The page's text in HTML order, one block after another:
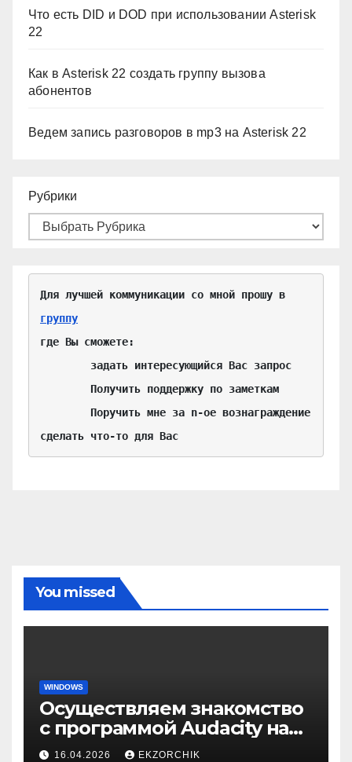
Что есть DID и DOD при использовании Asterisk
22
Как в Asterisk 22 создать группу вызова
абонентов
Ведем запись разговоров в mp3 на Asterisk 22
Рубрики
группу
где Вы сможете:
сделать что-то для Вас
You missed
WINDOWS
Осуществляем знакомство
с программой Audacity на
Windows 10
16.04.2026 EKZORCHIK